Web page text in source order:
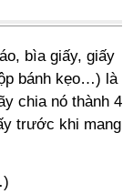
bìa giấy, giấy
bánh kẹo…) là
chia nó thành 4
trước khi mang